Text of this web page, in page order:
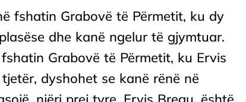
fshatin Grabovë të Përmetit, ku dy
dhe kanë ngelur të gjymtuar.
Grabovë të Përmetit, ku Ervis
dyshohet se kanë rënë në